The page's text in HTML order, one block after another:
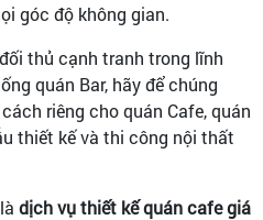
góc độ không gian.
thủ cạnh tranh trong lĩnh
quán Bar, hãy để chúng
riêng cho quán Cafe, quán
thiết kế và thi công nội thất
là dịch vụ thiết kế quán cafe giá